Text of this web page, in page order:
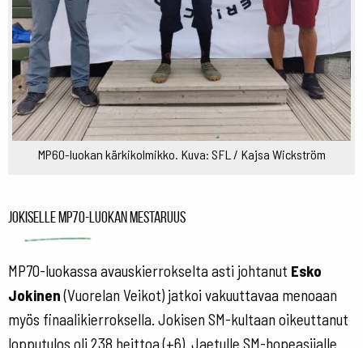
MP60-luokan kärkikolmikko. Kuva: SFL / Kajsa Wickström
Jokiselle MP70-luokan mestaruus
MP70-luokassa avauskierrokselta asti johtanut Esko
Jokinen(Vuorelan Veikot) jatkoi vakuuttavaa menoaan
myös finaalikierroksella. Jokisen SM-kultaan oikeuttanut
lopputulos oli 238 heittoa (+6). Jaetulle SM-hopeasijalle